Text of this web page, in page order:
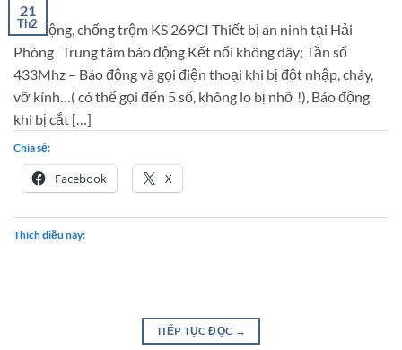
21
Th2
Báo động, chống trộm KS 269CI Thiết bị an ninh tại Hải
Phòng Trung tâm báo động Kết nối không dây; Tần số
433Mhz – Báo động và gọi điện thoại khi bị đột nhập, cháy,
vỡ kính…( có thể gọi đến 5 số, không lo bị nhỡ !), Báo động
khi bị cắt […]
Chia sẻ:
Facebook X
Thích điều này:
TIẾP TỤC ĐỌC →